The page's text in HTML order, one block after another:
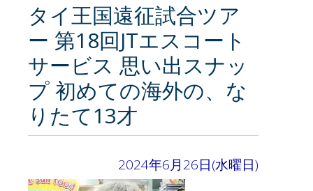
タイ王国遠征試合ツア
ー 第18回JTエスコート
サービス 思い出スナッ
プ 初めての海外の、な
りたて13才
2024年6月26日(水曜日)